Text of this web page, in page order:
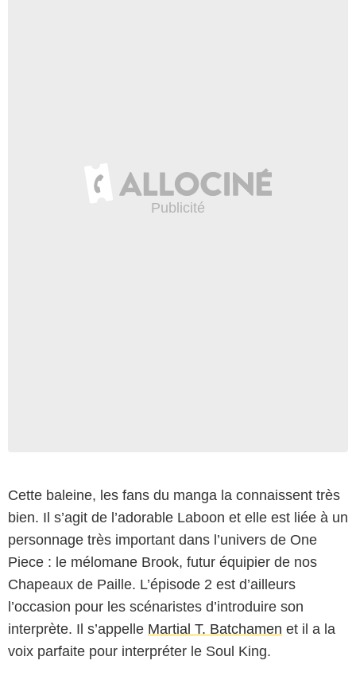
Cette baleine, les fans du manga la connaissent très
bien. Il s’agit de l’adorable Laboon et elle est liée à un
personnage très important dans l’univers de One
Piece : le mélomane Brook, futur équipier de nos
Chapeaux de Paille. L’épisode 2 est d’ailleurs
l’occasion pour les scénaristes d’introduire son
interprète. Il s’appelle Martial T. Batchamen et il a la
voix parfaite pour interpréter le Soul King.